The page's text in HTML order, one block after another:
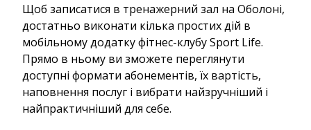
Щоб записатися в тренажерний зал на Оболоні,
достатньо виконати кілька простих дій в
мобільному додатку фітнес-клубу Sport Life.
Прямо в ньому ви зможете переглянути
доступні формати абонементів, їх вартість,
наповнення послуг і вибрати найзручніший і
найпрактичніший для себе.